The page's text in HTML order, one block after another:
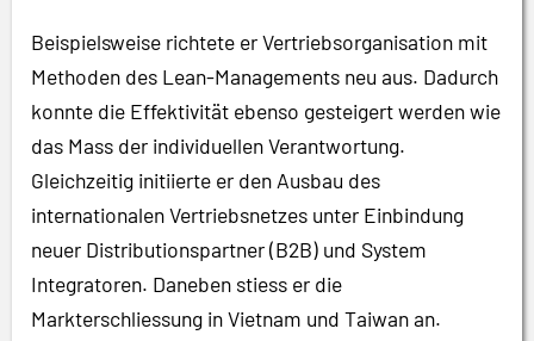
Beispielsweise richtete er Vertriebsorganisation mit
Methoden des Lean-Managements neu aus. Dadurch
konnte die Effektivität ebenso gesteigert werden wie
das Mass der individuellen Verantwortung.
Gleichzeitig initiierte er den Ausbau des
internationalen Vertriebsnetzes unter Einbindung
neuer Distributionspartner (B2B) und System
Integratoren. Daneben stiess er die
Markterschliessung in Vietnam und Taiwan an.